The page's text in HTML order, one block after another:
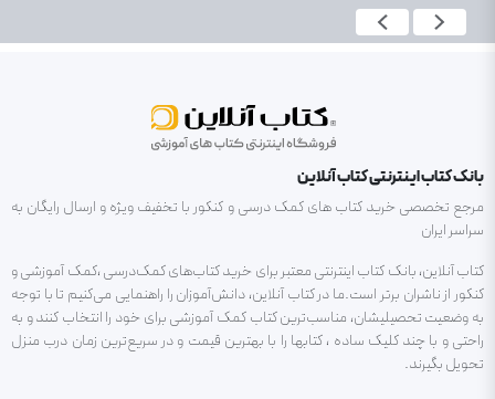
بانک کتاب اینترنتی کتاب آنلاین
مرجع تخصصی خرید کتاب های کمک درسی و کنکور با تخفیف ویژه و ارسال رایگان به
سراسر ایران
کتاب آنلاین، بانک کتاب اینترنتی معتبر برای خرید کتاب‌های کمک‌درسی ،کمک آموزشی و
کنکور از ناشران برتر است.ما در کتاب آنلاین، دانش‌آموزان را راهنمایی می‌کنیم تا با توجه
به وضعیت تحصیلیشان، مناسب‌ترین کتاب کمک آموزشی برای خود را انتخاب کنند و به
راحتی و با چند کلیک ساده ، کتابها را با بهترین قیمت و در سریع‌ترین زمان درب منزل
تحویل بگیرند.